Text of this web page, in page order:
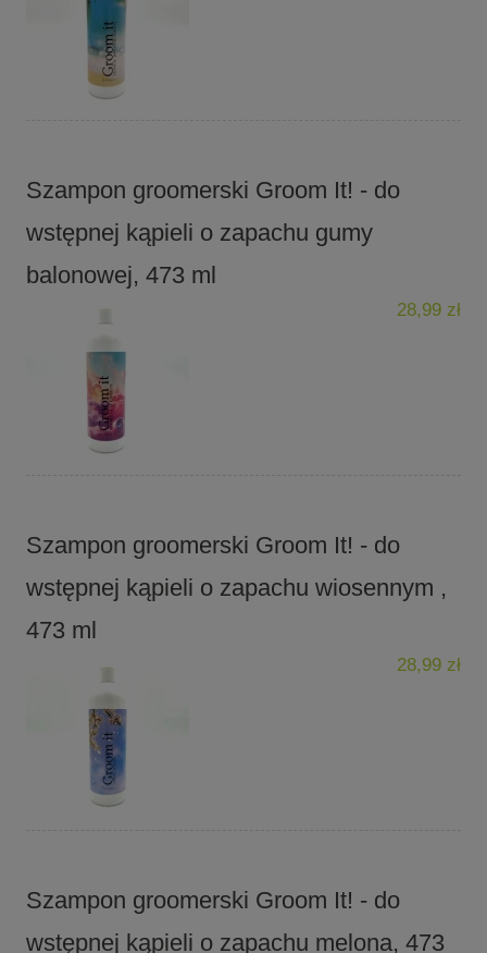
Szampon groomerski Groom It! - do
wstępnej kąpieli o zapachu gumy
balonowej, 473 ml
28,99 zł
Szampon groomerski Groom It! - do
wstępnej kąpieli o zapachu wiosennym ,
473 ml
28,99 zł
Szampon groomerski Groom It! - do
wstępnej kąpieli o zapachu melona, 473